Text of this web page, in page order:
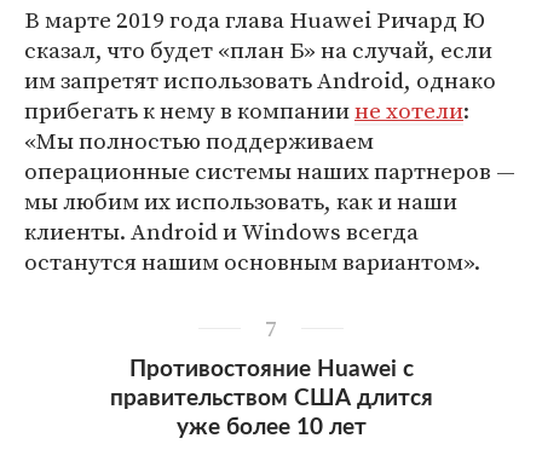
В марте 2019 года глава Huawei Ричард Ю
сказал, что будет «план Б» на случай, если
им запретят использовать Android, однако
прибегать к нему в компаниине хотели:
«Мы полностью поддерживаем
операционные системы наших партнеров —
мы любим их использовать, как и наши
клиенты. Android и Windows всегда
останутся нашим основным вариантом».
7
Противостояние Huawei с
правительством США длится
уже более 10 лет